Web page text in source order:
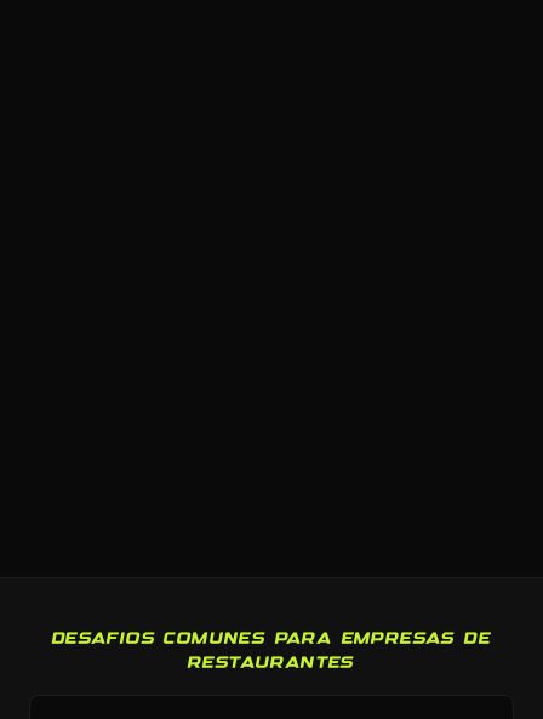
DESAFIOS COMUNES PARA EMPRESAS DE
RESTAURANTES